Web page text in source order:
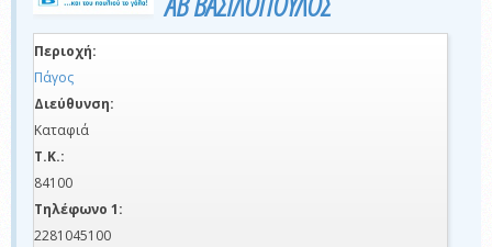
Περιοχή:
Πάγος
Διεύθυνση:
Καταφιά
Τ.Κ.:
84100
Τηλέφωνο 1:
2281045100